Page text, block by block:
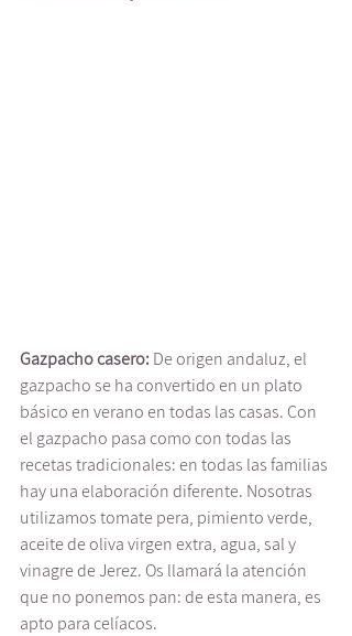
Gazpacho casero: De origen andaluz, el
gazpacho se ha convertido en un plato
básico en verano en todas las casas. Con
el gazpacho pasa como con todas las
recetas tradicionales: en todas las familias
hay una elaboración diferente. Nosotras
utilizamos tomate pera, pimiento verde,
aceite de oliva virgen extra, agua, sal y
vinagre de Jerez. Os llamará la atención
que no ponemos pan: de esta manera, es
apto para celíacos.